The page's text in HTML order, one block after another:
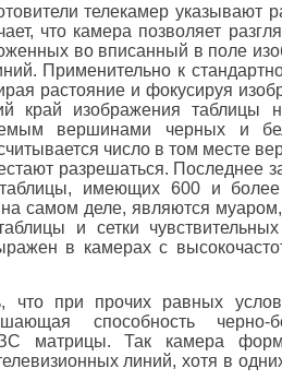
телекамер указывают
что камера позволяет
во вписанный в поле
Применительно к
растояние и фокусируя
край изображения таблицы
вершинами черных и
число в том месте
разрешаться. Последнее
имеющих 600 и
самом деле, являются
и сетки
в камерах с
что при прочих равных
способность
матрицы. Так камера
линий, хотя в